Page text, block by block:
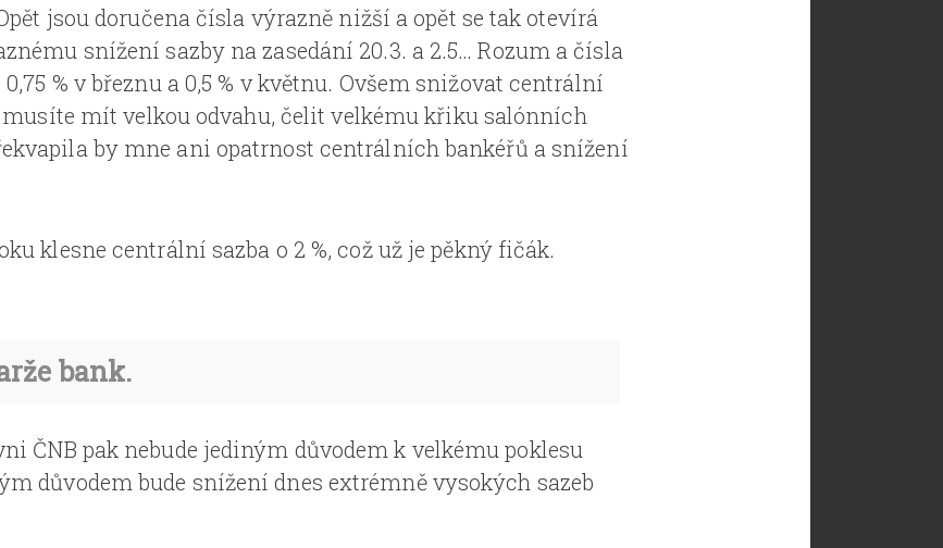
jsou doručena čísla výrazně nižší a opět se tak otevírá
snížení sazby na zasedání 20.3. a 2.5… Rozum a čísla
% v březnu a 0,5 % v květnu. Ovšem snižovat centrální
musíte mít velkou odvahu, čelit velkému křiku salónních
by mne ani opatrnost centrálních bankéřů a snížení
klesne centrální sazba o 2 %, což už je pěkný fičák.
bank.
ČNB pak nebude jediným důvodem k velkému poklesu
důvodem bude snížení dnes extrémně vysokých sazeb